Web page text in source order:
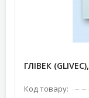
ГЛІВЕК
Код товару: